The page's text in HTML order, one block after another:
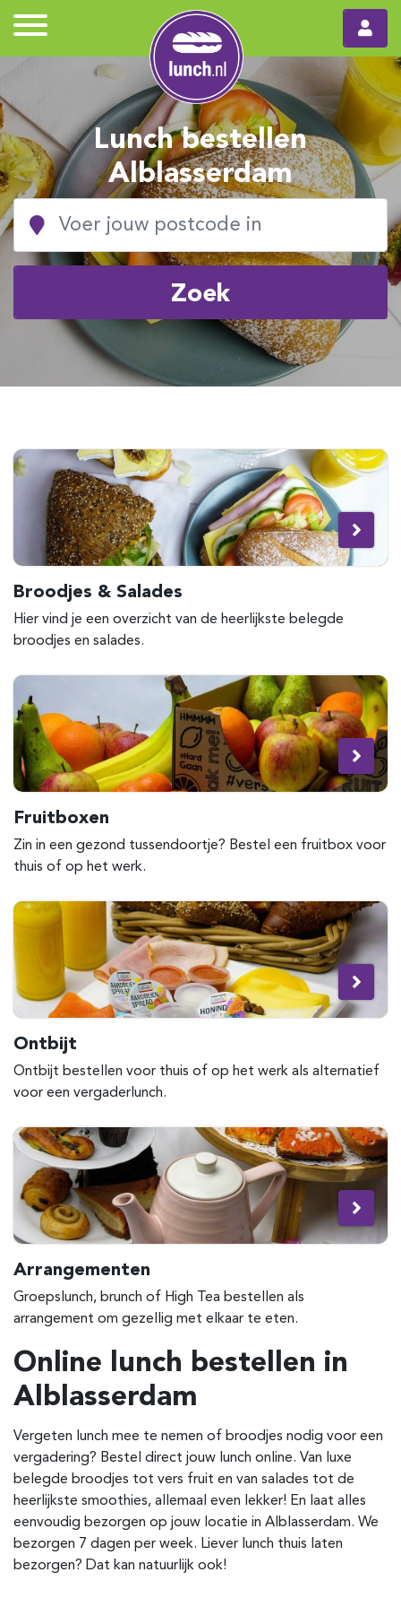
Lunch bestellen
Alblasserdam
Zoek
Broodjes & Salades
Hier vind je een overzicht van de heerlijkste belegde
broodjes en salades.
Fruitboxen
Zin in een gezond tussendoortje? Bestel een fruitbox voor
thuis of op het werk.
Ontbijt
Ontbijt bestellen voor thuis of op het werk als alternatief
voor een vergaderlunch.
Arrangementen
Groepslunch, brunch of High Tea bestellen als
arrangement om gezellig met elkaar te eten.
Online lunch bestellen in
Alblasserdam
Vergeten lunch mee te nemen of broodjes nodig voor een
vergadering? Bestel direct jouw lunch online. Van luxe
belegde broodjes tot vers fruit en van salades tot de
heerlijkste smoothies, allemaal even lekker! En laat alles
eenvoudig bezorgen op jouw locatie in Alblasserdam. We
bezorgen 7 dagen per week. Liever lunch thuis laten
bezorgen? Dat kan natuurlijk ook!